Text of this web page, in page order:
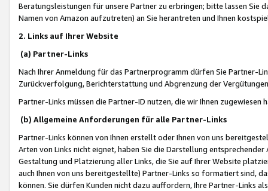
Beratungsleistungen für unsere Partner zu erbringen; bitte lassen Sie
Namen von Amazon aufzutreten) an Sie herantreten und Ihnen
2. Links auf Ihrer Website
(a) Partner-Links
Nach Ihrer Anmeldung für das Partnerprogramm dürfen Sie Partner-
Zurückverfolgung, Berichterstattung und Abgrenzung der
Partner-Links müssen die Partner-ID nutzen, die wir Ihnen zugewiesen
(b) Allgemeine Anforderungen für alle Partner-Links
Partner-Links können von Ihnen erstellt oder Ihnen von uns
Arten von Links nicht eignet, haben Sie die Darstellung
Gestaltung und Platzierung aller Links, die Sie auf Ihrer Website
auch Ihnen von uns bereitgestellte) Partner-Links so formatiert sind,
können. Sie dürfen Kunden nicht dazu auffordern, Ihre Partner-Links